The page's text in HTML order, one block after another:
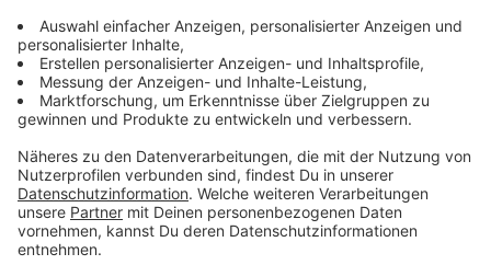
Ver.di weitet Warnstreiks an Unikliniken aus
Hunderte bei Warnstreiks an drei NRW-Unikliniken
Anzeige